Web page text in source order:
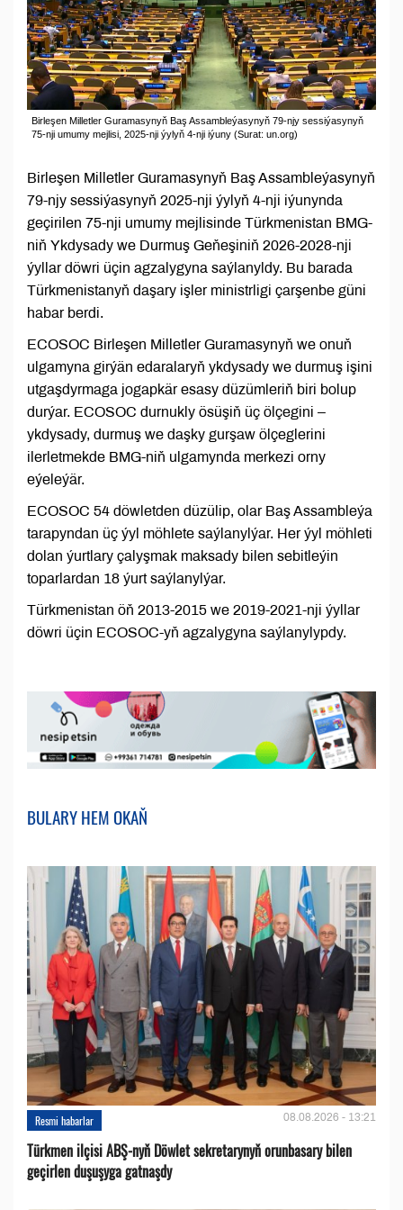
Birleşen Milletler Guramasynyň Baş Assambleýasynyň 79-njy sessiýasynyň
75-nji umumy mejlisi, 2025-nji ýylyň 4-nji iýuny (Surat: un.org)
Birleşen Milletler Guramasynyň Baş Assambleýasynyň
79-njy sessiýasynyň 2025-nji ýylyň 4-nji iýunynda
geçirilen 75-nji umumy mejlisinde Türkmenistan BMG-
niň Ykdysady we Durmuş Geňeşiniň 2026-2028-nji
ýyllar döwri üçin agzalygyna saýlanyldy. Bu barada
Türkmenistanyň daşary işler ministrligi çarşenbe güni
habar berdi.
ECOSOC Birleşen Milletler Guramasynyň we onuň
ulgamyna girýän edaralaryň ykdysady we durmuş işini
utgaşdyrmaga jogapkär esasy düzümleriň biri bolup
durýar. ECOSOC durnukly ösüşiň üç ölçegini –
ykdysady, durmuş we daşky gurşaw ölçeglerini
ilerletmekde BMG-niň ulgamynda merkezi orny
eýeleýär.
ECOSOC 54 döwletden düzülip, olar Baş Assambleýa
tarapyndan üç ýyl möhlete saýlanylýar. Her ýyl möhleti
dolan ýurtlary çalyşmak maksady bilen sebitleýin
toparlardan 18 ýurt saýlanylýar.
Türkmenistan öň 2013-2015 we 2019-2021-nji ýyllar
döwri üçin ECOSOC-yň agzalygyna saýlanylypdy.
BULARY HEM OKAŇ
Resmi habarlar 08.08.2026 - 13:21
Türkmen ilçisi ABŞ-nyň Döwlet sekretarynyň orunbasary bilen
geçirlen duşuşyga gatnaşdy